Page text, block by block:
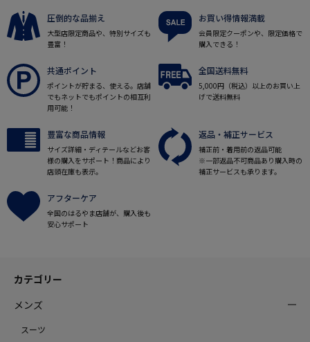
圧倒的な品揃え
大型店限定商品や、特別サイズも
豊富！
お買い得情報満載
会員限定クーポンや、限定価格で
購入できる！
共通ポイント
ポイントが貯まる、使える。店舗
でもネットでもポイントの相互利
用可能！
全国送料無料
5,000円（税込）以上のお買い上
げで送料無料
豊富な商品情報
サイズ詳細・ディテールなどお客
様の購入をサポート！商品により
店頭在庫も表示。
返品・補正サービス
補正前・着用前の返品可能
※一部返品不可商品あり購入時の
補正サービスも承ります。
アフターケア
全国のはるやま店舗が、購入後も
安心サポート
カテゴリー
メンズ
スーツ